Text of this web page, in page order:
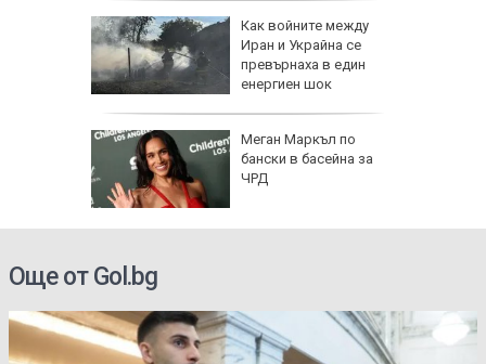
Как войните между
Иран и Украйна се
превърнаха в един
енергиен шок
Меган Маркъл по
бански в басейна за
ЧРД
Още от Gol.bg